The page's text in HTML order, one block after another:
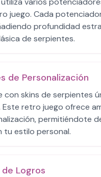
juego. Cada
profundidad
de serpientes.
de Personalización
con skins de serpientes
Este retro juego ofrece
permitiéndote
tu estilo personal.
Logros